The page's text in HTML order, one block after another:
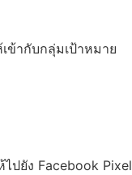
ข้ากับกลุ่มเป้าหมาย
ปยัง Facebook Pixel